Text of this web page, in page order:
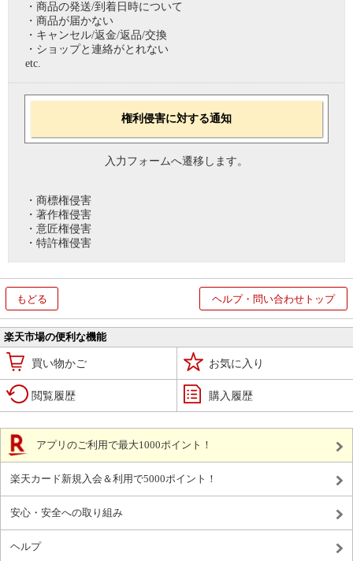
・商品の発送/到着日時について
・商品が届かない
・キャンセル/返金/返品/交換
・ショップと連絡がとれない
etc.
権利侵害に対する通知
入力フォームへ遷移します。
・商標権侵害
・著作権侵害
・意匠権侵害
・特許権侵害
もどる ヘルプ・問い合わせトップ
楽天市場の便利な機能
買い物かご お気に入り
閲覧履歴 購入履歴
アプリのご利用で最大1000ポイント！
楽天カード新規入会＆利用で5000ポイント！
安心・安全への取り組み
ヘルプ